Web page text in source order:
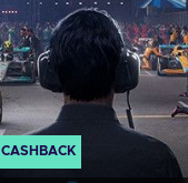
CASHBACK